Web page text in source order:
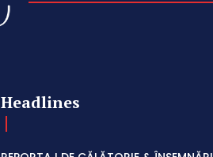
Headlines